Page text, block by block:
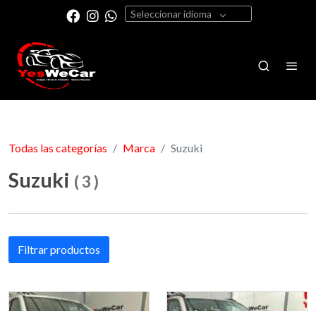
Seleccionar idioma
Todas las categorías Marca Suzuki
Suzuki (3)
Filtrar productos